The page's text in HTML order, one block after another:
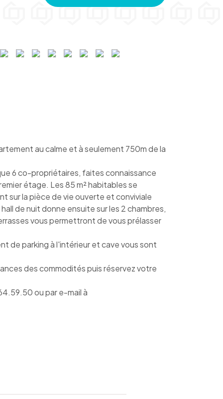
au calme et à seulement 750m de la
6 co-propriétaires, faites connaissance
étage. Les 85 m² habitables se
sur la pièce de vie ouverte et conviviale
de nuit donne ensuite sur les 2 chambres,
vous permettront de vous prélasser
de parking à l'intérieur et cave vous sont
des commodités puis réservez votre
ou par e-mail à